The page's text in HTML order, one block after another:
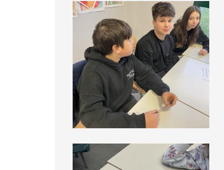
Commissione 3 terzo incontro
Commissione 4 terzo incontro